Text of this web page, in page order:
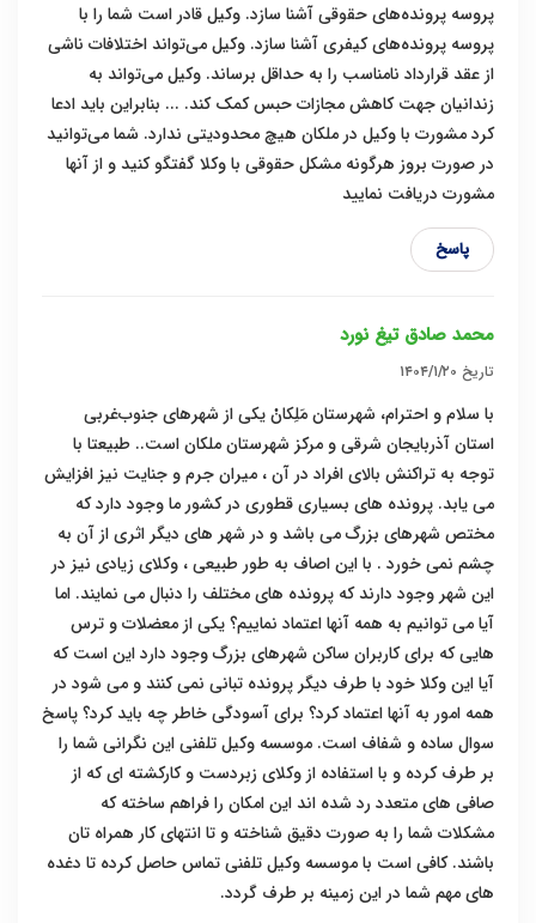
پروسه پرونده‌های حقوقی آشنا سازد. وکیل قادر است شما را با
پروسه پرونده‌های کیفری آشنا سازد. وکیل می‌تواند اختلافات ناشی
از عقد قرارداد نامناسب را به حداقل برساند. وکیل می‌تواند به
زندانیان جهت کاهش مجازات حبس کمک کند. ... بنابراین باید ادعا
کرد مشورت با وکیل در ملکان هیچ محدودیتی ندارد. شما می‌توانید
در صورت بروز هرگونه مشکل حقوقی با وکلا گفتگو کنید و از آنها
مشورت دریافت نمایید
پاسخ
محمد صادق تیغ نورد
تاریخ ۱۴۰۴/۱/۲۰
با سلام و احترام، شهرستان مَلِکانْ یکی از شهرهای جنوب‌غربی
استان آذربایجان شرقی و مرکز شهرستان ملکان است.. طبیعتا با
توجه به تراکنش بالای افراد در آن ، میران جرم و جنایت نیز افزایش
می یابد. پرونده های بسیاری قطوری در کشور ما وجود دارد که
مختص شهرهای بزرگ می باشد و در شهر های دیگر اثری از آن به
چشم نمی خورد . با این اصاف به طور طبیعی ، وکلای زیادی نیز در
این شهر وجود دارند که پرونده های مختلف را دنبال می نمایند. اما
آیا می توانیم به همه آنها اعتماد نماییم؟ یکی از معضلات و ترس
هایی که برای کاربران ساکن شهرهای بزرگ وجود دارد این است که
آیا این وکلا خود با طرف دیگر پرونده تبانی نمی کنند و می شود در
همه امور به آنها اعتماد کرد؟ برای آسودگی خاطر چه باید کرد؟ پاسخ
سوال ساده و شفاف است. موسسه وکیل تلفنی این نگرانی شما را
بر طرف کرده و با استفاده از وکلای زبردست و کارکشته ای که از
صافی های متعدد رد شده اند این امکان را فراهم ساخته که
مشکلات شما را به صورت دقیق شناخته و تا انتهای کار همراه تان
باشند. کافی است با موسسه وکیل تلفنی تماس حاصل کرده تا دغده
های مهم شما در این زمینه بر طرف گردد.